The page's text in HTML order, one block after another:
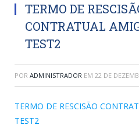
TERMO DE
CONTRATUAL
TEST2
POR ADMINISTRADOR EM 22 DE
TERMO DE RESCISÃO
TEST2